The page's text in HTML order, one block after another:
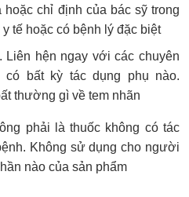
chỉ định của bác sỹ trong
tế hoặc có bệnh lý đặc biệt
Liên hện ngay với các chuyên
có bất kỳ tác dụng phụ nào.
thường gì về tem nhãn
phải là thuốc không có tác
Không sử dụng cho người
nào của sản phẩm